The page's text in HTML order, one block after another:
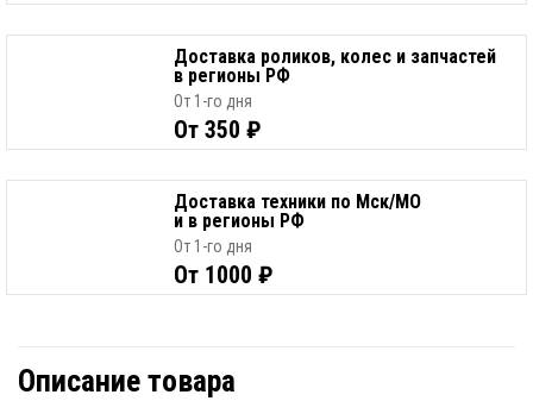
Доставка роликов, колес и запчастей
в регионы РФ
От 1-го дня
От 350 ₽
Доставка техники по Мск/МО
и в регионы РФ
От 1-го дня
От 1000 ₽
Описание товара